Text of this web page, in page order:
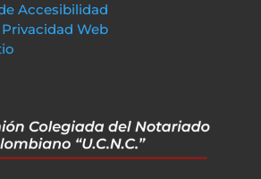
Accesibilidad
Web